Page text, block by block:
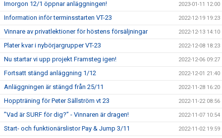
Imorgon 12/1 öppnar anläggningen! 2023-01-11 12:00
Information inför terminsstarten VT-23 2022-12-19 19:23
Vinnare av privatlektioner för höstens försäljningar 2022-12-13 14:10
Plater kvar i nybörjargrupper VT-23 2022-12-08 18:23
Nu startar vi upp projekt Framsteg igen! 2022-12-06 09:27
Fortsatt stängd anläggning 1/12 2022-12-01 21:40
Anläggningen är stängd från 25/11 2022-11-28 16:20
Hoppträning för Peter Sällström vt 23 2022-11-22 08:56
”Vad är SURF för dig?” - Vinnaren är dragen! 2022-11-07 10:54
Start- och funktionärslistor Pay & Jump 3/11 2022-11-02 19:59